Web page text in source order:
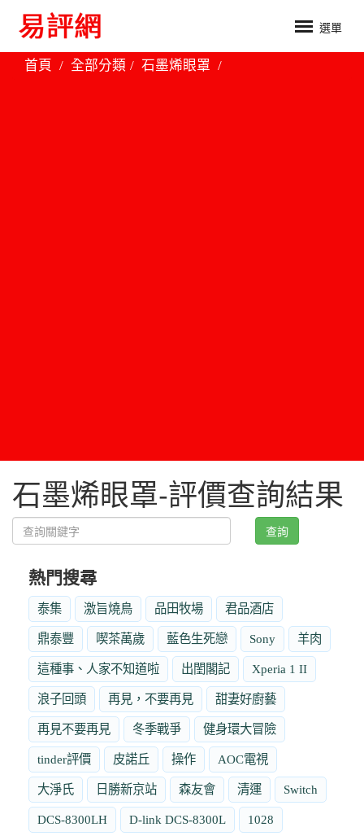
選單
首頁 全部分類 石墨烯眼罩
石墨烯眼罩-評價查詢結果
查詢
熱門搜尋
泰集 激旨燒鳥 品田牧場 君品酒店
鼎泰豐 喫茶萬歲 藍色生死戀 Sony 羊肉
這種事、人家不知道啦 出閨閣記 Xperia 1 II
浪子回頭 再見，不要再見 甜妻好廚藝
再見不要再見 冬季戰爭 健身環大冒險
tinder評價 皮諾丘 操作 AOC電視
大淨氏 日勝新京站 森友會 清運 Switch
DCS-8300LH D-link DCS-8300L 1028